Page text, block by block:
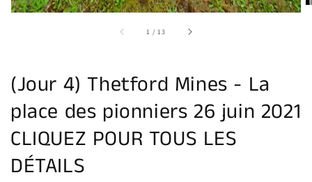
1 /sur
13
(Jour 4) Thetford Mines - La
place des pionniers 26 juin 2021
CLIQUEZ POUR TOUS LES
DÉTAILS